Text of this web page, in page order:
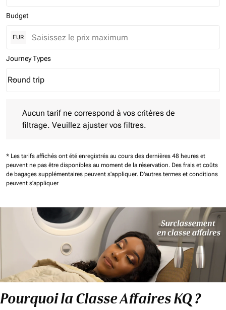
Budget
EUR
Journey Types
Journey Types option Round trip Selected
Round trip
keyboard_arrow_down
Aucun tarif ne correspond à vos critères de
filtrage. Veuillez ajuster vos filtres.
* Les tarifs affichés ont été enregistrés au cours des dernières 48 heures et
peuvent ne pas être disponibles au moment de la réservation. Des frais et coûts
de bagages supplémentaires peuvent s'appliquer. D'autres termes et conditions
peuvent s'appliquer
Pourquoi la Classe Affaires KQ ?